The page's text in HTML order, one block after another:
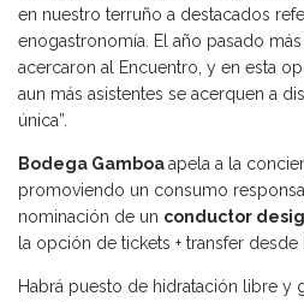
en nuestro terruño a destacados
enogastronomía. El año pasado
acercaron al Encuentro, y en esta
aun más asistentes se acerquen a
única”.
Bodega Gamboaapela a la
promoviendo un consumo
nominación de un conductor
la opción de tickets + transfer desde
Habrá puesto de hidratación libre y